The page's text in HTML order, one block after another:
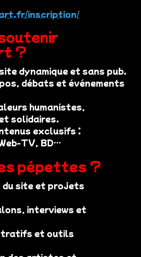
inscription/
?
dynamique et sans pub.
débats et événements
humanistes,
solidaires.
exclusifs :
TV, BD…
pépettes ?
du site et projets
interviews et
et outils